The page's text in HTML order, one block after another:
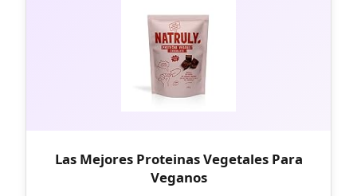
Las Mejores Proteinas Vegetales Para
Veganos